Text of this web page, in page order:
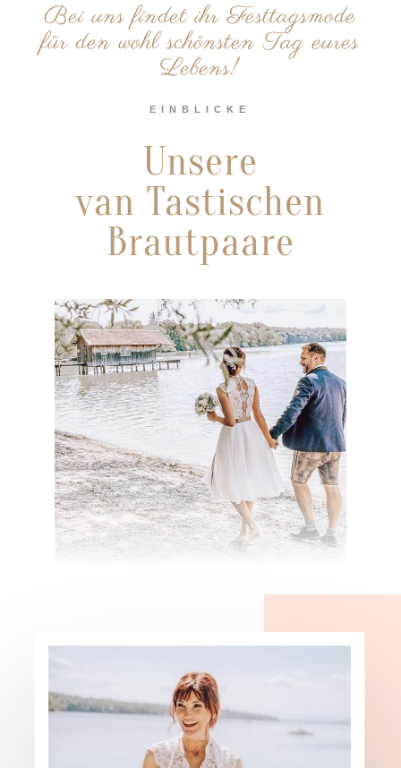
Bei uns findet ihr Festtagsmode
für den wohl schönsten Tag eures
Lebens!
EINBLICKE
Unsere
van Tastischen
Brautpaare